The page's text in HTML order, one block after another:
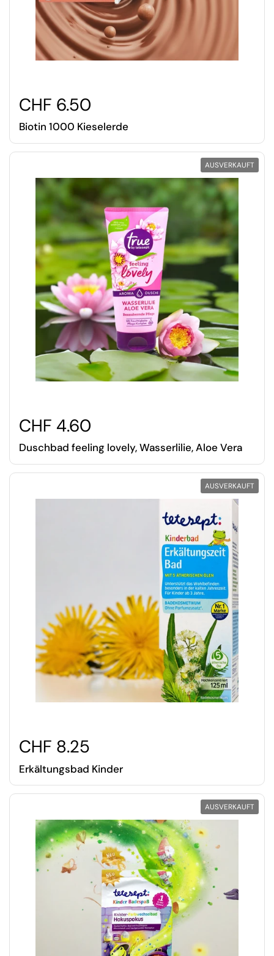
CHF 6.50
Biotin 1000 Kieselerde
CHF 4.60
Duschbad feeling lovely, Wasserlilie, Aloe Vera
AUSVERKAUFT
CHF 8.25
Erkältungsbad Kinder
AUSVERKAUFT
AUSVERKAUFT